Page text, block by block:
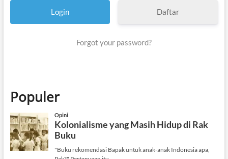
Daftar
Forgot your password?
Populer